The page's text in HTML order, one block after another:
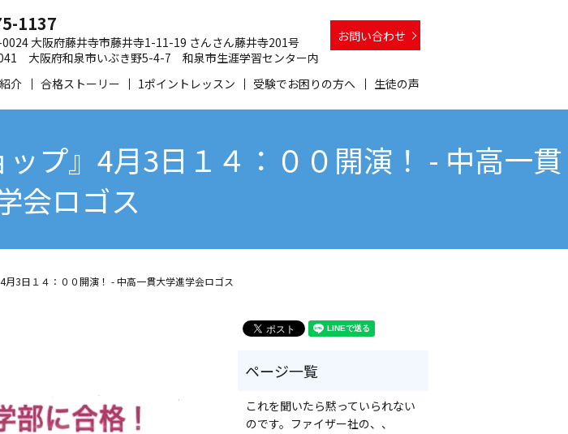
介 合格ストーリー 1ポイントレッスン 受験でお困りの方へ 生徒の声
1137
大阪府藤井寺市藤井寺1-11-19 さんさん藤井寺201号
大阪府和泉市いぶき野5-4-7 和泉市生涯学習センター内
お問い合わせ
プ』4月3日１４：００開演！ - 中高一貫
会ロゴス
月3日１４：００開演！ - 中高一貫大学進学会ロゴス
これを聞いたら黙っていられない
のです。ファイザー社の、、